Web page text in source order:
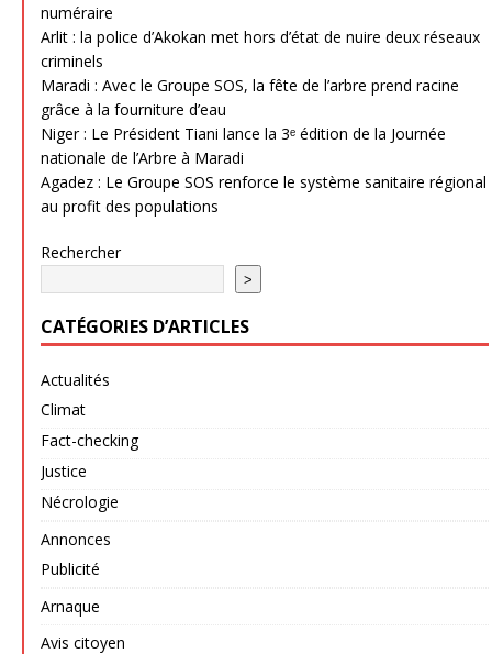
numéraire
Arlit : la police d’Akokan met hors d’état de nuire deux réseaux
criminels
Maradi : Avec le Groupe SOS, la fête de l’arbre prend racine
grâce à la fourniture d’eau
Niger : Le Président Tiani lance la 3ᵉ édition de la Journée
nationale de l’Arbre à Maradi
Agadez : Le Groupe SOS renforce le système sanitaire régional
au profit des populations
Rechercher
>
CATÉGORIES D’ARTICLES
Actualités
Climat
Fact-checking
Justice
Nécrologie
Annonces
Publicité
Arnaque
Avis citoyen